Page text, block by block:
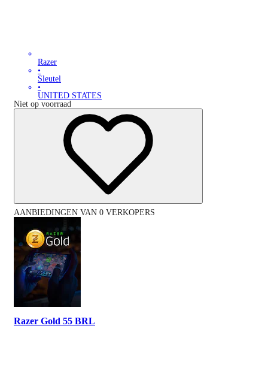
Razer
•
Sleutel
•
UNITED STATES
Niet op voorraad
AANBIEDINGEN VAN 0 VERKOPERS
Razer Gold 55 BRL